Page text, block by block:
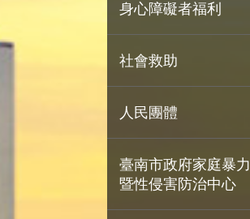
身心障礙者福利
社會救助
人民團體
臺南市政府家庭暴力
暨性侵害防治中心